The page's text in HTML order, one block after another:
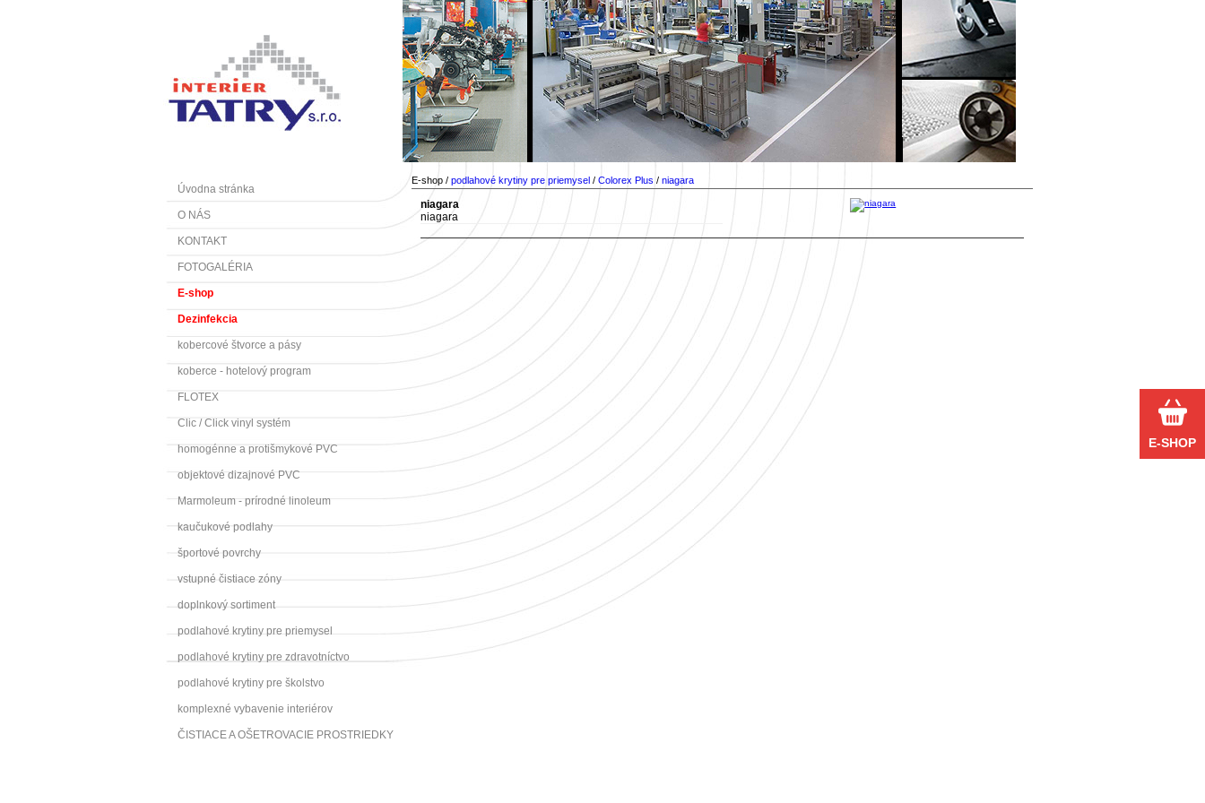
Úvodna stránka
O NÁS
KONTAKT
FOTOGALÉRIA
E-shop
Dezinfekcia
kobercové štvorce a pásy
koberce - hotelový program
FLOTEX
Clic / Click vinyl systém
homogénne a protišmykové PVC
objektové dizajnové PVC
Marmoleum - prírodné linoleum
kaučukové podlahy
športové povrchy
vstupné čistiace zóny
doplnkový sortiment
podlahové krytiny pre priemysel
podlahové krytiny pre zdravotníctvo
podlahové krytiny pre školstvo
komplexné vybavenie interiérov
ČISTIACE A OŠETROVACIE PROSTRIEDKY
E-shop / podlahové krytiny pre priemysel / Colorex Plus / niagara
niagara
niagara
E-SHOP